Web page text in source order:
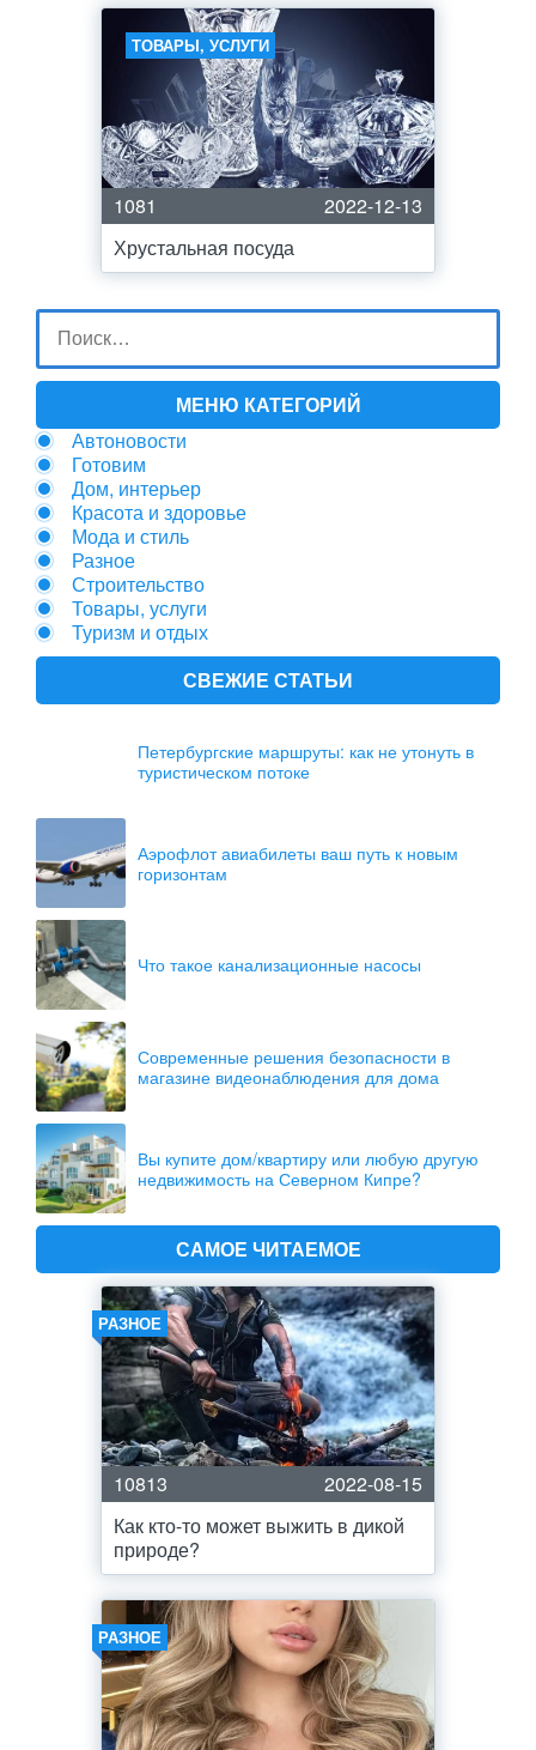
ТОВАРЫ, УСЛУГИ
1081
2022-12-13
Хрустальная посуда
МЕНЮ КАТЕГОРИЙ
Автоновости
Готовим
Дом, интерьер
Красота и здоровье
Мода и стиль
Разное
Строительство
Товары, услуги
Туризм и отдых
СВЕЖИЕ СТАТЬИ
Петербургские маршруты: как не утонуть в
туристическом потоке
Аэрофлот авиабилеты ваш путь к новым
горизонтам
Что такое канализационные насосы
Современные решения безопасности в
магазине видеонаблюдения для дома
Вы купите дом/квартиру или любую другую
недвижимость на Северном Кипре?
САМОЕ ЧИТАЕМОЕ
РАЗНОЕ
10813
2022-08-15
Как кто-то может выжить в дикой
природе?
РАЗНОЕ